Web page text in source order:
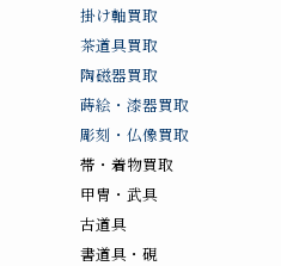
掛け軸買取
茶道具買取
陶磁器買取
蒔絵・漆器買取
彫刻・仏像買取
帯・着物買取
甲冑・武具
古道具
書道具・硯